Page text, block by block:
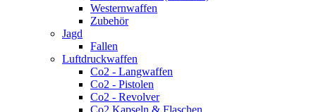
Westernwaffen
Zubehör
Jagd
Fallen
Luftdruckwaffen
Co2 - Langwaffen
Co2 - Pistolen
Co2 - Revolver
Co2 Kapseln & Flaschen